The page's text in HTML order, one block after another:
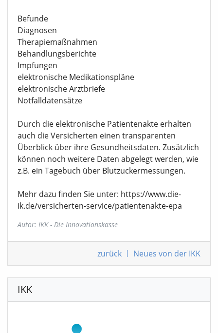
Befunde
Diagnosen
Therapiemaßnahmen
Behandlungsberichte
Impfungen
elektronische Medikationspläne
elektronische Arztbriefe
Notfalldatensätze
Durch die elektronische Patientenakte erhalten
auch die Versicherten einen transparenten
Überblick über ihre Gesundheitsdaten. Zusätzlich
können noch weitere Daten abgelegt werden, wie
z.B. ein Tagebuch über Blutzuckermessungen.
Mehr dazu finden Sie unter: https://www.die-
ik.de/versicherten-service/patientenakte-epa
Autor: IKK - Die Innovationskasse
zurück | Neues von der IKK
IKK